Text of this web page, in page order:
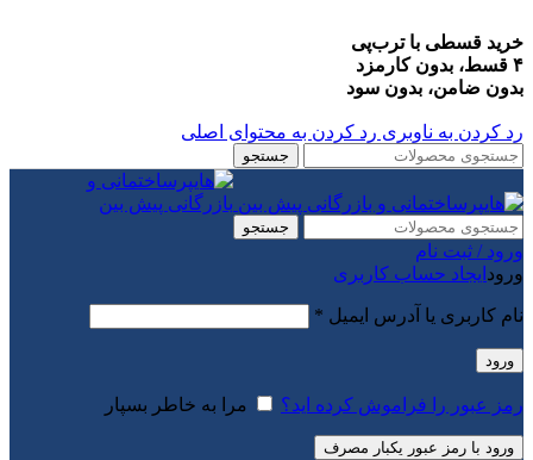
خرید قسطی با ترب‌پی
۴ قسط، بدون کارمزد
بدون ضامن، بدون سود
رد کردن به ناوبری رد کردن به محتوای اصلی
جستجو
جستجو
ورود / ثبت نام
ورود ایجاد حساب کاربری
نام کاربری یا آدرس ایمیل *
ورود
رمز عبور را فراموش کرده اید؟ مرا به خاطر بسپار
ورود با رمز عبور یکبار مصرف